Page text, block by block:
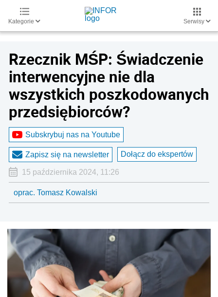
Kategorie Serwisy
Rzecznik MŚP: Świadczenie
interwencyjne nie dla
wszystkich poszkodowanych
przedsiębiorców?
Subskrybuj nas na Youtube
Zapisz się na newsletter Dołącz do ekspertów
15 października 2024, 11:26
oprac. Tomasz Kowalski